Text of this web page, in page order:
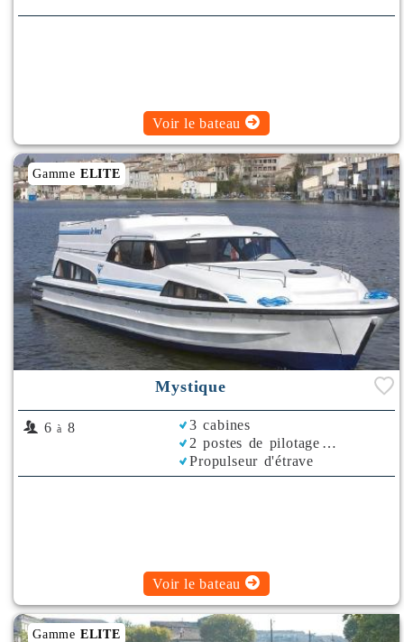
Voir le bateau
Gamme ELITE
Mystique
6 à 8
3 cabines
2 postes de pilotage
Propulseur d'étrave
Rafraichisseur d'Air
Voir le bateau
Gamme ELITE